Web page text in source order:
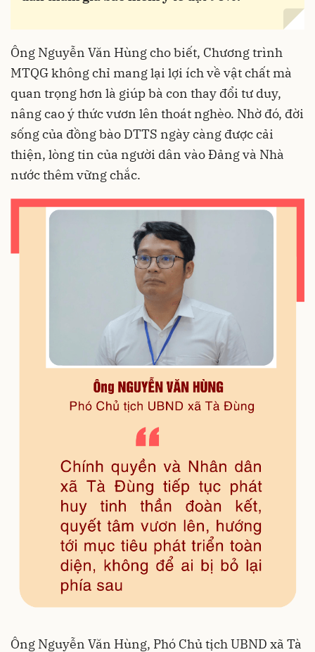
Ông Nguyễn Văn Hùng cho biết, Chương trình
MTQG không chỉ mang lại lợi ích về vật chất mà
quan trọng hơn là giúp bà con thay đổi tư duy,
nâng cao ý thức vươn lên thoát nghèo. Nhờ đó, đời
sống của đồng bào DTTS ngày càng được cải
thiện, lòng tin của người dân vào Đảng và Nhà
nước thêm vững chắc.
Ông Nguyễn Văn Hùng, Phó Chủ tịch UBND xã Tà